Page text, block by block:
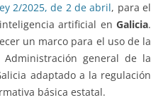
2/2025, de 2 de abril, para el
artificial en Galicia.
un marco para el uso de la
general de la
adaptado a la regulación
básica estatal.